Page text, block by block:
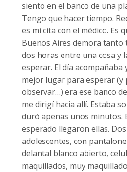
siento en el banco de una
Tengo que hacer tiempo.
es mi cita con el médico. Es
Buenos Aires demora tanto
dos horas entre una cosa y
esperar. El día acompañaba
mejor lugar para esperar (y
observar…) era ese banco
me dirigí hacia allí. Estaba
duró apenas unos minutos.
esperado llegaron ellas. Dos
adolescentes, con
delantal blanco abierto,
maquillados, muy